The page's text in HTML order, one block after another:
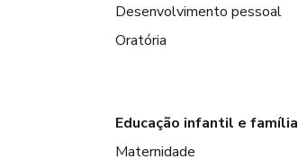
Desenvolvimento pessoal
Oratória
Educação infantil e família
Maternidade